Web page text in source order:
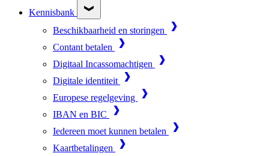
Kennisbank
Beschikbaarheid en storingen
Contant betalen
Digitaal Incassomachtigen
Digitale identiteit
Europese regelgeving
IBAN en BIC
Iedereen moet kunnen betalen
Kaartbetalingen